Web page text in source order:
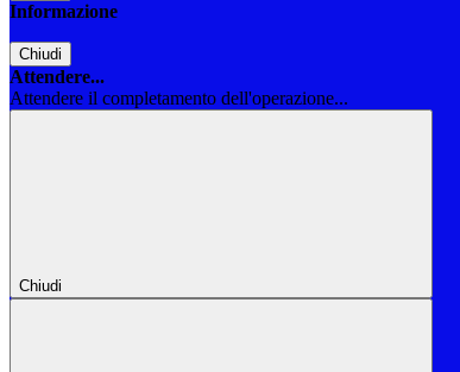
Informazione
Chiudi
Attendere...
Attendere il completamento dell'operazione...
Chiudi